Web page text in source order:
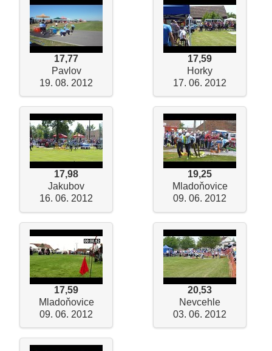
17,77
Pavlov
19. 08. 2012
17,59
Horky
17. 06. 2012
17,98
Jakubov
16. 06. 2012
19,25
Mladoňovice
09. 06. 2012
17,59
Mladoňovice
09. 06. 2012
20,53
Nevcehle
03. 06. 2012